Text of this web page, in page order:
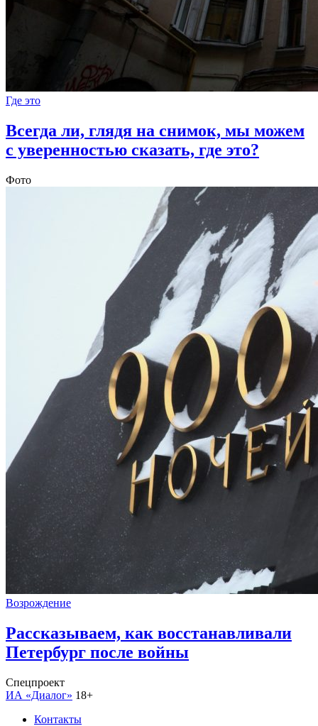
Где это
Всегда ли, глядя на снимок, мы можем
с уверенностью сказать, где это?
Фото
Возрождение
Рассказываем, как восстанавливали
Петербург после войны
Спецпроект
ИА «Диалог» 18+
Контакты